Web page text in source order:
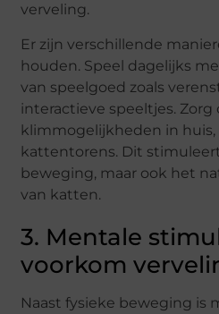
verveling.
Er zijn verschillende
houden. Speel dagelijks
van speelgoed zoals
interactieve speeltjes.
klimmogelijkheden in huis,
kattentorens. Dit
beweging, maar ook het
van katten.
3. Mentale
voorkom
Naast fysieke beweging is